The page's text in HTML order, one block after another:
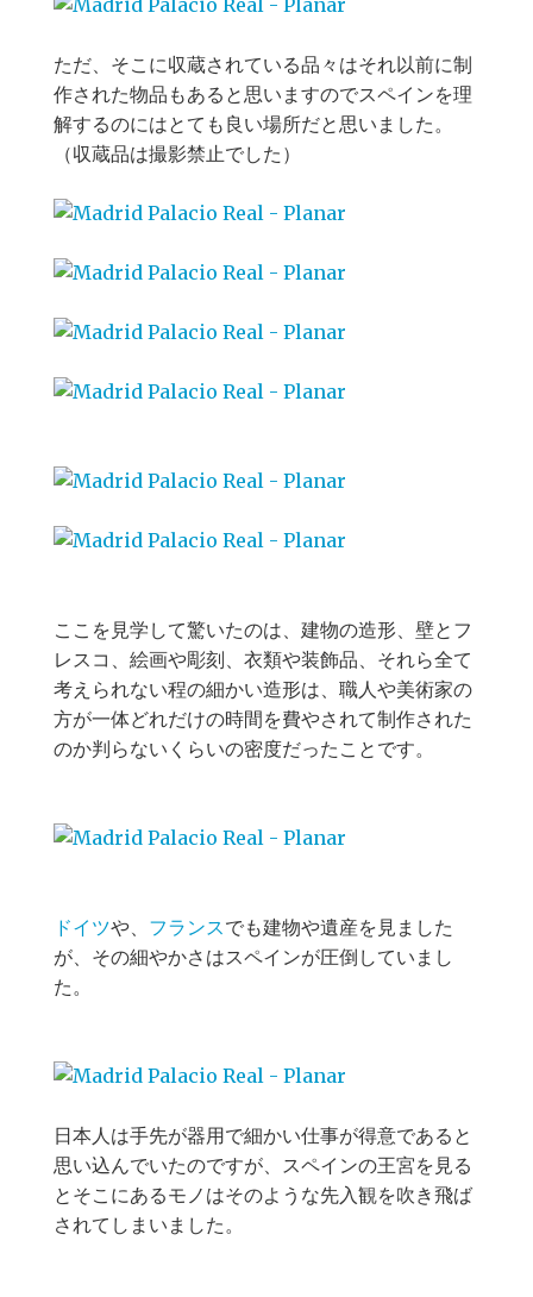
ただ、そこに収蔵されている品々はそれ以前に制
作された物品もあると思いますのでスペインを理
解するのにはとても良い場所だと思いました。
（収蔵品は撮影禁止でした）
ここを見学して驚いたのは、建物の造形、壁とフ
レスコ、絵画や彫刻、衣類や装飾品、それら全て
考えられない程の細かい造形は、職人や美術家の
方が一体どれだけの時間を費やされて制作された
のか判らないくらいの密度だったことです。
ドイツや、 フランスでも建物や遺産を見ました
が、その細やかさはスペインが圧倒していまし
た。
日本人は手先が器用で細かい仕事が得意であると
思い込んでいたのですが、スペインの王宮を見る
とそこにあるモノはそのような先入観を吹き飛ば
されてしまいました。